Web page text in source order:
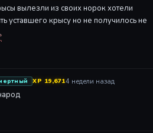
вылезли из своих норок хотели
уставшего крысу но не получилось не
XP 19,6714 недели назад